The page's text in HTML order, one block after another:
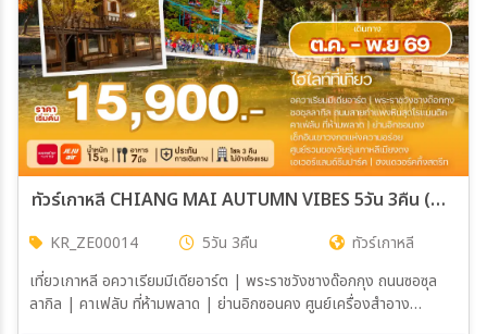
04 พ.ย. 69 - 08 พ.ย. 69
05 พ.ย. 69 - 09 พ.ย. 69
06 พ.ย. 69 - 10 พ.ย. 69
07 พ.ย. 69 - 11 พ.ย. 69
08 พ.ย. 69 - 12 พ.ย. 69
09 พ.ย. 69 - 13 พ.ย. 69
10 พ.ย. 69 - 14 พ.ย. 69
11 พ.ย. 69 - 15 พ.ย. 69
12 พ.ย. 69 - 16 พ.ย. 69
13 พ.ย. 69 - 17 พ.ย. 69
14 พ.ย. 69 - 18 พ.ย. 69
15 พ.ย. 69 - 19 พ.ย. 69
16 พ.ย. 69 - 20 พ.ย. 69
17 พ.ย. 69 - 21 พ.ย. 69
18 พ.ย. 69 - 22 พ.ย. 69
19 พ.ย. 69 - 23 พ.ย. 69
20 พ.ย. 69 - 24 พ.ย. 69
21 พ.ย. 69 - 25 พ.ย. 69
24 พ.ย. 69 - 28 พ.ย. 69
25 พ.ย. 69 - 29 พ.ย. 69
ทัวร์เกาหลี CHIANG MAI AUTUMN VIBES 5วัน 3คืน (ZE,7C)
KR_ZE00014 5วัน 3คืน
ทัวร์เกาหลี
เที่ยวเกาหลี อควาเรียมมีเดียอาร์ต | พระราชวังชางด๊อกกุง ถนนซอซุล
ลากิล | คาเฟลับ ที่ห้ามพลาด | ย่านอิกซอนคง ศูนย์เครื่องสำอาง